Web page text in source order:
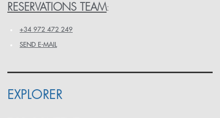
RESERVATIONS TEAM:
+34 972 472 249
SEND E-MAIL
EXPLORER